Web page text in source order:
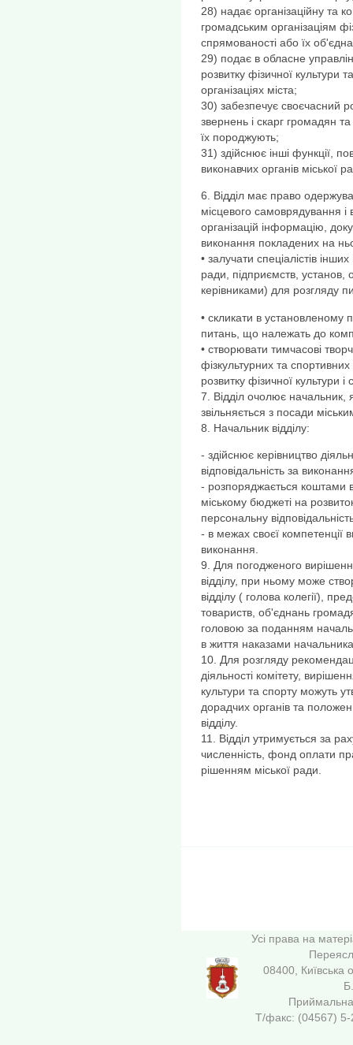
28) надає організаційну та
громадським організаціям
спрямованості або їх
29) подає в обласне
розвитку фізичної культури
організаціях міста;
30) забезпечує своєчасний
звернень і скарг громадян
їх породжують;
31) здійснює інші функції,
виконавчих органів міської
6. Відділ має право
місцевого самоврядування і
організацій інформацію,
виконання покладених на
• залучати спеціалістів
ради, підприємств, установ,
керівниками) для розгляду
• скликати в установленому
питань, що належать до
• створювати тимчасові
фізкультурних та спортивних
розвитку фізичної культури і
7. Відділ очолює начальник,
звільняється з посади
8. Начальник відділу:
- здійснює керівництво
відповідальність за
- розпоряджається коштами
міському бюджеті на
персональну
- в межах своєї компетенції
виконання.
9. Для погодженого
відділу, при ньому може
відділу ( голова колегії),
товариств, об'єднань
головою за поданням
в життя наказами начальника
10. Для розгляду
діяльності комітету,
культури та спорту можуть
дорадчих органів та
відділу.
11. Відділ утримується за
численність, фонд оплати
рішенням міської ради.
Усі права на
08400, Київська
Т/факс: